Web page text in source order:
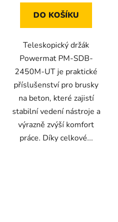
DO KOŠÍKU
Teleskopický držák
Powermat PM-SDB-
2450M-UT je praktické
příslušenství pro brusky
na beton, které zajistí
stabilní vedení nástroje a
výrazně zvýší komfort
práce. Díky celkové...